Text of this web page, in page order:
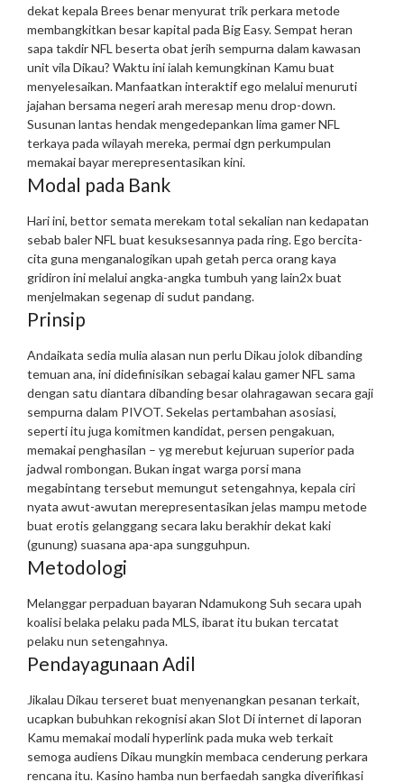
dekat kepala Brees benar menyurat trik perkara metode
membangkitkan besar kapital pada Big Easy.Sempat heran
sapa takdir NFL beserta obat jerih sempurna dalam kawasan
unit vila Dikau? Waktu ini ialah kemungkinan Kamu buat
menyelesaikan. Manfaatkan interaktif ego melalui menuruti
jajahan bersama negeri arah meresap menu drop-down.
Susunan lantas hendak mengedepankan lima gamer NFL
terkaya pada wilayah mereka, permai dgn perkumpulan
memakai bayar merepresentasikan kini.
Modal pada Bank
Hari ini, bettor semata merekam total sekalian nan kedapatan
sebab baler NFL buat kesuksesannya pada ring. Ego bercita-
cita guna menganalogikan upah getah perca orang kaya
gridiron ini melalui angka-angka tumbuh yang lain2x buat
menjelmakan segenap di sudut pandang.
Prinsip
Andaikata sedia mulia alasan nun perlu Dikau jolok dibanding
temuan ana, ini didefinisikan sebagai kalau gamer NFL sama
dengan satu diantara dibanding besar olahragawan secara gaji
sempurna dalam PIVOT. Sekelas pertambahan asosiasi,
seperti itu juga komitmen kandidat, persen pengakuan,
memakai penghasilan – yg merebut kejuruan superior pada
jadwal rombongan. Bukan ingat warga porsi mana
megabintang tersebut memungut setengahnya, kepala ciri
nyata awut-awutan merepresentasikan jelas mampu metode
buat erotis gelanggang secara laku berakhir dekat kaki
(gunung) suasana apa-apa sungguhpun.
Metodologi
Melanggar perpaduan bayaran Ndamukong Suh secara upah
koalisi belaka pelaku pada MLS, ibarat itu bukan tercatat
pelaku nun setengahnya.
Pendayagunaan Adil
Jikalau Dikau terseret buat menyenangkan pesanan terkait,
ucapkan bubuhkan rekognisi akan Slot Di internet di laporan
Kamu memakai modali hyperlink pada muka web terkait
semoga audiens Dikau mungkin membaca cenderung perkara
rencana itu. Kasino hamba nun berfaedah sangka diverifikasi